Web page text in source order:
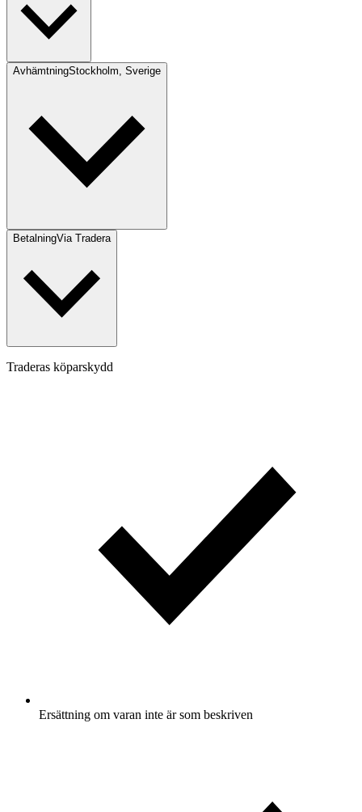
AvhämtningStockholm, Sverige
BetalningVia Tradera
Traderas köparskydd
Ersättning om varan inte är som beskriven